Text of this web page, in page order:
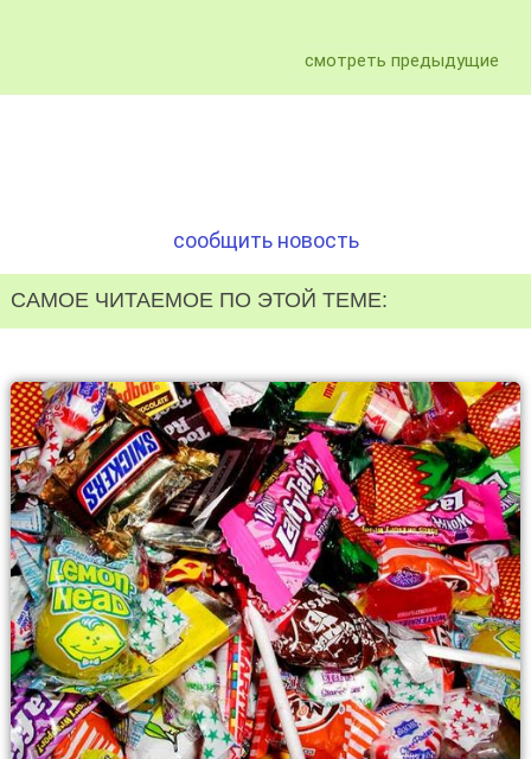
смотреть предыдущие
сообщить новость
САМОЕ ЧИТАЕМОЕ ПО ЭТОЙ ТЕМЕ: